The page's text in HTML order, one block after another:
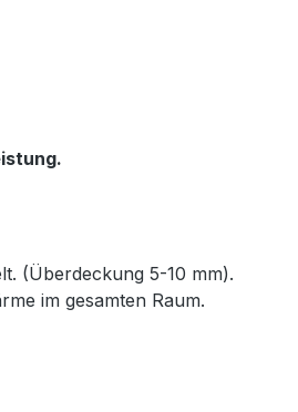
(Überdeckung 5-10 mm).
im gesamten Raum.